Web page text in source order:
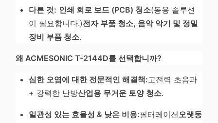
다른 것: 인쇄 회로 보드 (PCB) 청소(동용 솔루션
이 필요합니다.)전자 부품 청소, 음악 악기 및 정밀
장비 부품 청소.
왜 ACMESONIC T-2144D를 선택합니까?
심한 오염에 대한 전문적인 해결책:고전력 초음파
+ 강력한 난방산업용 무거운 토양 청소.
일관성 있는 효율성 & 낮은 비용:필터레이션 오랫동